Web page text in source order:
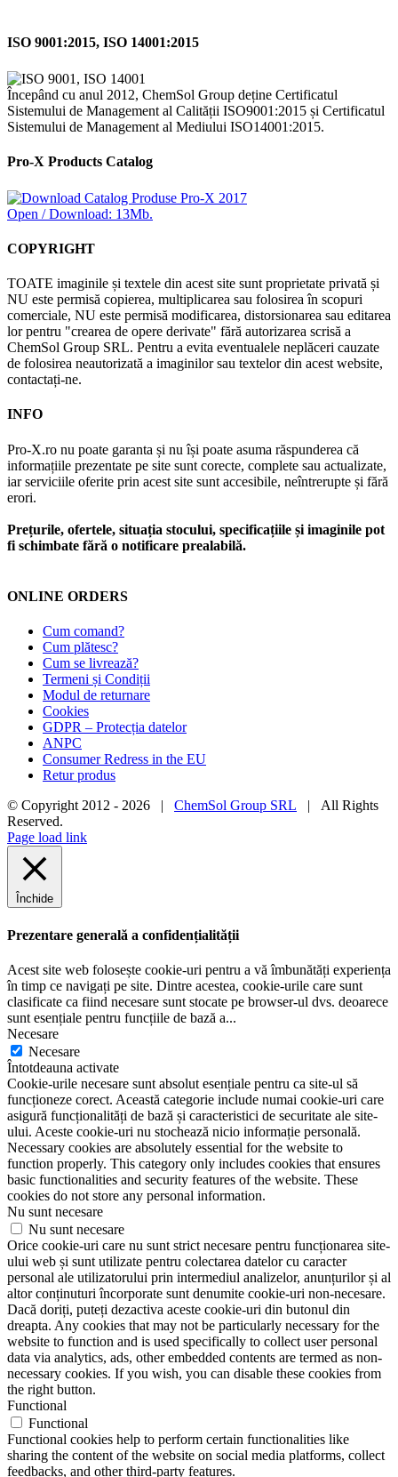
ISO 9001:2015, ISO 14001:2015
Începând cu anul 2012, ChemSol Group deține Certificatul
Sistemului de Management al Calității ISO9001:2015 și Certificatul
Sistemului de Management al Mediului ISO14001:2015.
Pro-X Products Catalog
Open / Download: 13Mb.
COPYRIGHT
TOATE imaginile și textele din acest site sunt proprietate privată și
NU este permisă copierea, multiplicarea sau folosirea în scopuri
comerciale, NU este permisă modificarea, distorsionarea sau editarea
lor pentru "crearea de opere derivate" fără autorizarea scrisă a
ChemSol Group SRL. Pentru a evita eventualele neplăceri cauzate
de folosirea neautorizată a imaginilor sau textelor din acest website,
contactați-ne.
INFO
Pro-X.ro nu poate garanta și nu își poate asuma răspunderea că
informațiile prezentate pe site sunt corecte, complete sau actualizate,
iar serviciile oferite prin acest site sunt accesibile, neîntrerupte și fără
erori.
Prețurile, ofertele, situația stocului, specificațiile și imaginile pot
fi schimbate fără o notificare prealabilă.
ONLINE ORDERS
Cum comand?
Cum plătesc?
Cum se livrează?
Termeni și Condiții
Modul de returnare
Cookies
GDPR – Protecția datelor
ANPC
Consumer Redress in the EU
Retur produs
© Copyright 2012 - 2026 | ChemSol Group SRL | All Rights
Reserved.
Page load link
Închide
Prezentare generală a confidențialității
Acest site web folosește cookie-uri pentru a vă îmbunătăți experiența
în timp ce navigați pe site. Dintre acestea, cookie-urile care sunt
clasificate ca fiind necesare sunt stocate pe browser-ul dvs. deoarece
sunt esențiale pentru funcțiile de bază a...
Necesare
Necesare
Întotdeauna activate
Cookie-urile necesare sunt absolut esențiale pentru ca site-ul să
funcționeze corect. Această categorie include numai cookie-uri care
asigură funcționalități de bază și caracteristici de securitate ale site-
ului. Aceste cookie-uri nu stochează nicio informație personală.
Necessary cookies are absolutely essential for the website to
function properly. This category only includes cookies that ensures
basic functionalities and security features of the website. These
cookies do not store any personal information.
Nu sunt necesare
Nu sunt necesare
Orice cookie-uri care nu sunt strict necesare pentru funcționarea site-
ului web și sunt utilizate pentru colectarea datelor cu caracter
personal ale utilizatorului prin intermediul analizelor, anunțurilor și al
altor conținuturi încorporate sunt denumite cookie-uri non-necesare.
Dacă doriți, puteți dezactiva aceste cookie-uri din butonul din
dreapta. Any cookies that may not be particularly necessary for the
website to function and is used specifically to collect user personal
data via analytics, ads, other embedded contents are termed as non-
necessary cookies. If you wish, you can disable these cookies from
the right button.
Functional
Functional
Functional cookies help to perform certain functionalities like
sharing the content of the website on social media platforms, collect
feedbacks, and other third-party features.